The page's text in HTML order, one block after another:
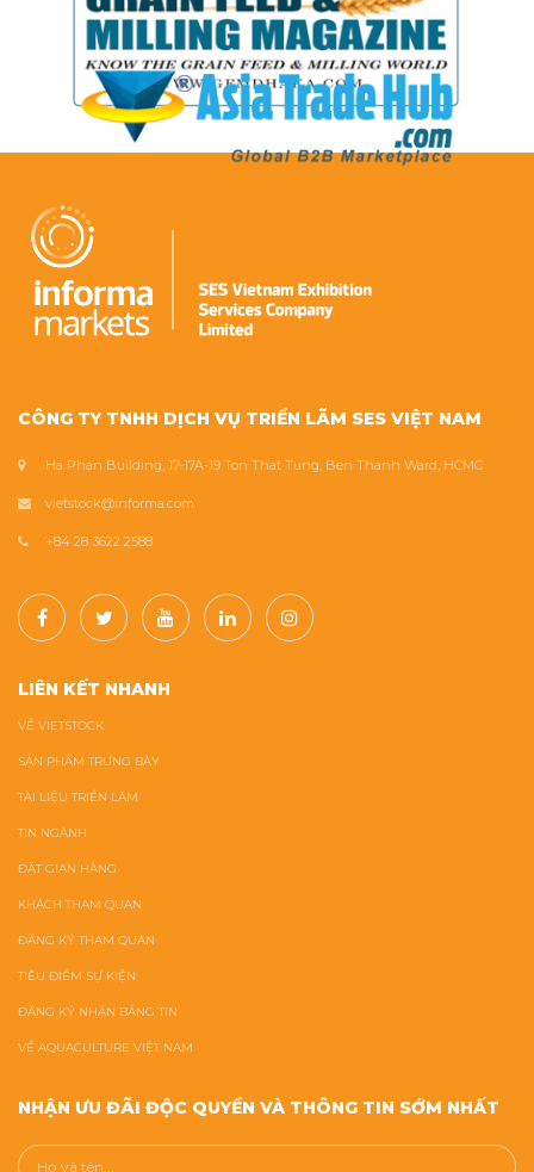
CÔNG TY TNHH DỊCH VỤ TRIỂN LÃM SES VIỆT NAM
Ha Phan Building, 17-17A-19 Ton That Tung, Ben Thanh Ward, HCMC
vietstock@informa.com
+84 28 3622 2588
LIÊN KẾT NHANH
VỀ VIETSTOCK
SẢN PHẨM TRƯNG BÀY
TÀI LIỆU TRIỂN LÃM
TIN NGÀNH
ĐẶT GIAN HÀNG
KHÁCH THAM QUAN
ĐĂNG KÝ THAM QUAN
TIÊU ĐIỂM SỰ KIỆN
ĐĂNG KÝ NHẬN BẢNG TIN
VỀ AQUACULTURE VIỆT NAM
NHẬN ƯU ĐÃI ĐỘC QUYỀN VÀ THÔNG TIN SỚM NHẤT